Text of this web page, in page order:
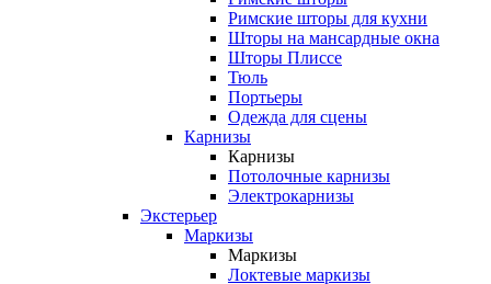
Римские шторы для кухни
Шторы на мансардные окна
Шторы Плиссе
Тюль
Портьеры
Одежда для сцены
Карнизы
Карнизы
Потолочные карнизы
Электрокарнизы
Экстерьер
Маркизы
Маркизы
Локтевые маркизы